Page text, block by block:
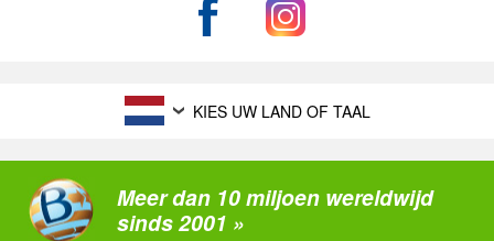
KIES UW LAND OF TAAL
Meer dan 10 miljoen wereldwijd
sinds 2001 »